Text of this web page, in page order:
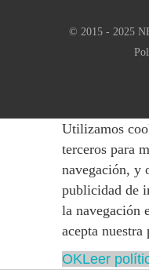
© 2015 - 2025
Utilizamos
terceros para
navegación, y
publicidad de
la navegación
acepta
OKLeer